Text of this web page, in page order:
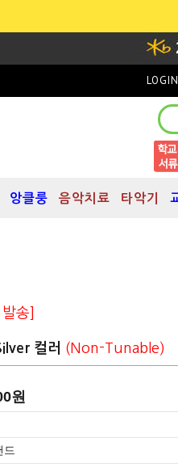
LOGIN
앙클룽 음악치료 타악기
송]
컬러 (Non-Tunable)
원
드